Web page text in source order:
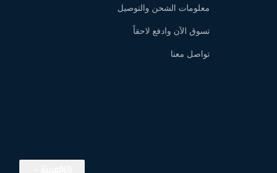
معلومات الشحن والتوصيل
تسوق الآن وادفع لاحقاً
تواصل معنا